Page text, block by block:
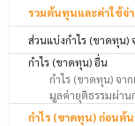
รวมต้นทุนและค่าใช้จ่
ส่วนแบ่งกำไร (ขาดทุน)
กำไร (ขาดทุน) อื่น
กำไร (ขาดทุน) จา
มูลค่ายุติธรรมผ่าน
กำไร (ขาดทุน) ก่อนต้